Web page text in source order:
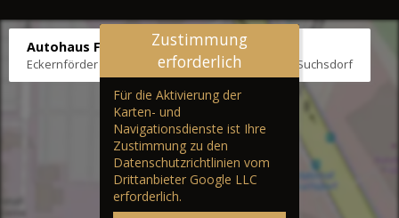
Autohaus Fräter
Eckernförder Str. /Klausbrooker Weg 1, 24107 Kiel-Suchsdorf
Zustimmung
erforderlich
Für die Aktivierung der
Karten- und
Navigationsdienste ist Ihre
Zustimmung zu den
Datenschutzrichtlinien vom
Drittanbieter Google LLC
erforderlich.